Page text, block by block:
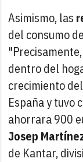
Asimismo, las
del consumo
dentro del
crecimiento
España y tuvo
ahorrara 900
Josep
de Kantar,